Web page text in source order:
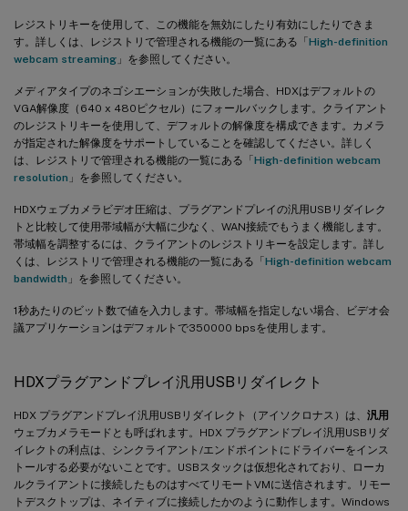
レジストリキーを使用して、この機能を無効にしたり有効にしたりできま
す。詳しくは、レジストリで管理される機能の一覧にある「High-definition
webcam streaming 」を参照してください。
メディアタイプのネゴシエーションが失敗した場合、HDXはデフォルトの
VGA解像度（640 x 480ピクセル）にフォールバックします。クライアント
のレジストリキーを使用して、デフォルトの解像度を構成できます。カメラ
が指定された解像度をサポートしていることを確認してください。詳しく
は、レジストリで管理される機能の一覧にある「High-definition webcam
resolution 」を参照してください。
HDXウェブカメラビデオ圧縮は、プラグアンドプレイの汎用USBリダイレク
トと比較して使用帯域幅が大幅に少なく、WAN接続でもうまく機能します。
帯域幅を調整するには、クライアントのレジストリキーを設定します。詳し
くは、レジストリで管理される機能の一覧にある「High-definition webcam
bandwidth 」を参照してください。
1秒あたりのビット数で値を入力します。帯域幅を指定しない場合、ビデオ会
議アプリケーションはデフォルトで350000 bpsを使用します。
HDXプラグアンドプレイ汎用USBリダイレクト
HDX プラグアンドプレイ汎用USBリダイレクト（アイソクロナス）は、 汎用
ウェブカメラモードとも呼ばれます。HDX プラグアンドプレイ汎用USBリダ
イレクトの利点は、シンクライアント/エンドポイントにドライバーをインス
トールする必要がないことです。USBスタックは仮想化されており、ローカ
ルクライアントに接続したものはすべてリモートVMに送信されます。リモー
トデスクトップは、ネイティブに接続したかのように動作します。Windows